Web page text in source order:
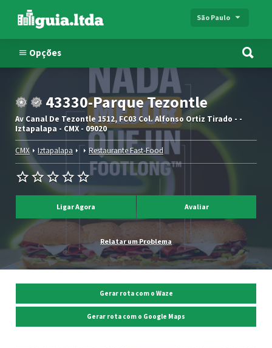
São Paulo
Opções
43330-Parque Tezontle
Av Canal De Tezontle 1512, FC03 Col. Alfonso Ortiz Tirado - -
Iztapalapa - CMX - 09020
CMX Iztapalapa Restaurante Fast-Food
Ligar Agora Avaliar
Relatar um Problema
Gerar rota com o Waze
Gerar rota com o Google Maps